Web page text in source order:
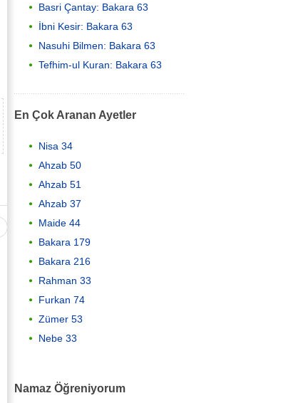
Basri Çantay: Bakara 63
İbni Kesir: Bakara 63
Nasuhi Bilmen: Bakara 63
Tefhim-ul Kuran: Bakara 63
En Çok Aranan Ayetler
Nisa 34
Ahzab 50
Ahzab 51
Ahzab 37
Maide 44
Bakara 179
Bakara 216
Rahman 33
Furkan 74
Zümer 53
Nebe 33
Namaz Öğreniyorum